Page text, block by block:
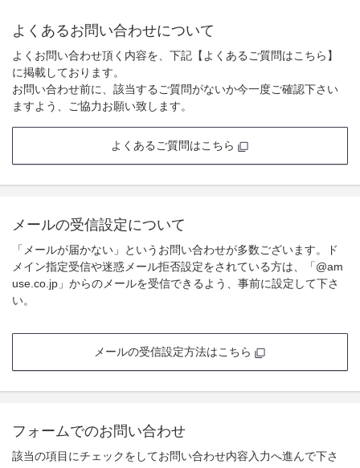
よくあるお問い合わせについて
よくお問い合わせ頂く内容を、下記【よくあるご質問はこちら】
に掲載しております。
お問い合わせ前に、該当するご質問がないか今一度ご確認下さい
ますよう、ご協力お願い致します。
よくあるご質問はこちら
メールの受信設定について
「メールが届かない」というお問い合わせが多数ございます。ド
メイン指定受信や迷惑メール拒否設定をされている方は、「@am
use.co.jp」からのメールを受信できるよう、事前に設定して下さ
い。
メールの受信設定方法はこちら
フォームでのお問い合わせ
該当の項目にチェックをしてお問い合わせ内容入力へ進んで下さ